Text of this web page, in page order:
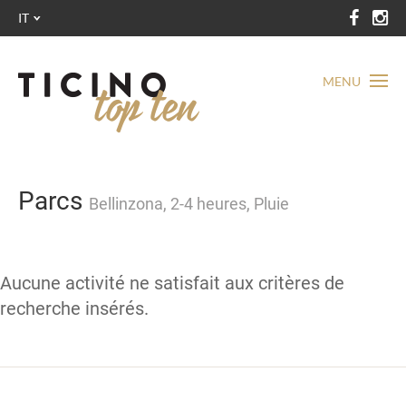
MENU
IT
Parcs Bellinzona, 2-4 heures, Pluie
Aucune activité ne satisfait aux critères de
recherche insérés.